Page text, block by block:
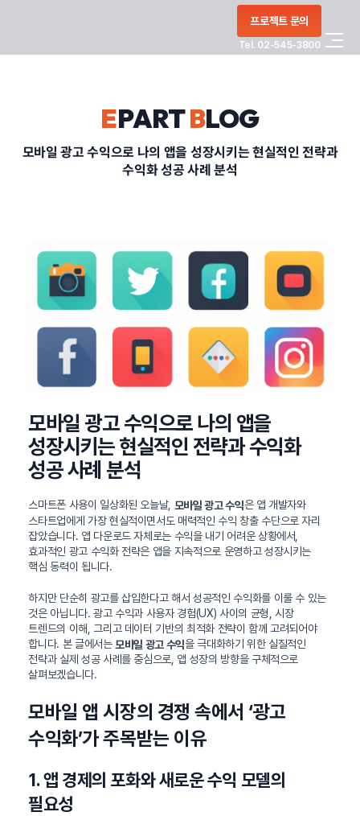
프로젝트 문의
Tel. 02-545-3800
CONTACT
정부지원사업
EPARTBLOG
모바일 광고 수익으로 나의 앱을 성장시키는 현실적인 전략과
수익화 성공 사례 분석
모바일 광고 수익으로 나의 앱을
성장시키는 현실적인 전략과 수익화
성공 사례 분석
스마트폰 사용이 일상화된 오늘날, 모바일 광고 수익은 앱 개발자와
스타트업에게 가장 현실적이면서도 매력적인 수익 창출 수단으로 자리
잡았습니다. 앱 다운로드 자체로는 수익을 내기 어려운 상황에서,
효과적인 광고 수익화 전략은 앱을 지속적으로 운영하고 성장시키는
핵심 동력이 됩니다.
하지만 단순히 광고를 삽입한다고 해서 성공적인 수익화를 이룰 수 있는
것은 아닙니다. 광고 수익과 사용자 경험(UX) 사이의 균형, 시장
트렌드의 이해, 그리고 데이터 기반의 최적화 전략이 함께 고려되어야
합니다. 본 글에서는모바일 광고 수익을 극대화하기 위한 실질적인
전략과 실제 성공 사례를 중심으로, 앱 성장의 방향을 구체적으로
살펴보겠습니다.
모바일 앱 시장의 경쟁 속에서 ‘광고
수익화’가 주목받는 이유
1. 앱 경제의 포화와 새로운 수익 모델의
필요성